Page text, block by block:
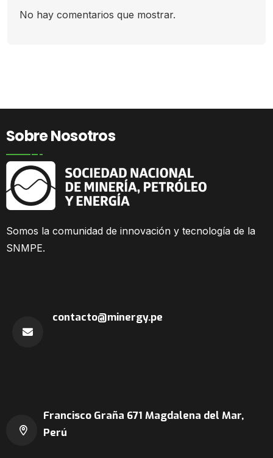
No hay comentarios que mostrar.
Sobre Nosotros
Somos la comunidad de innovación y tecnología de la
SNMPE.
contacto@minergy.pe
Francisco Graña 671 Magdalena del Mar,
Perú